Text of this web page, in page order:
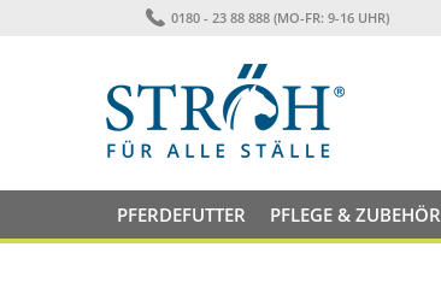
0180 - 23 88 888 (MO-FR: 9-16 UHR)
PFERDEFUTTER PFLEGE & ZUBEHÖR